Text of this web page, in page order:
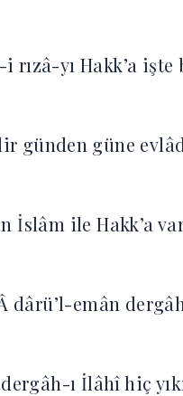
rızâ-yı Hakk’a işte
günden güne
İslâm ile Hakk’a
dârü’l-emân
ı İlâhî hiç